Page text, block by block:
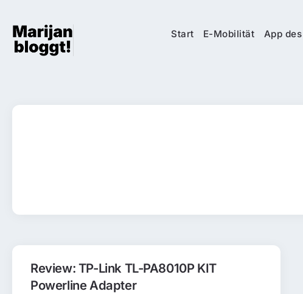
Start E-Mobilität App
Review: TP-Link TL-PA8010P KIT
Powerline Adapter